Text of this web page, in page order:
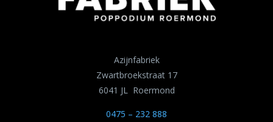
Azijnfabriek
Zwartbroekstraat 17
6041 JL Roermond
0475 – 232 888